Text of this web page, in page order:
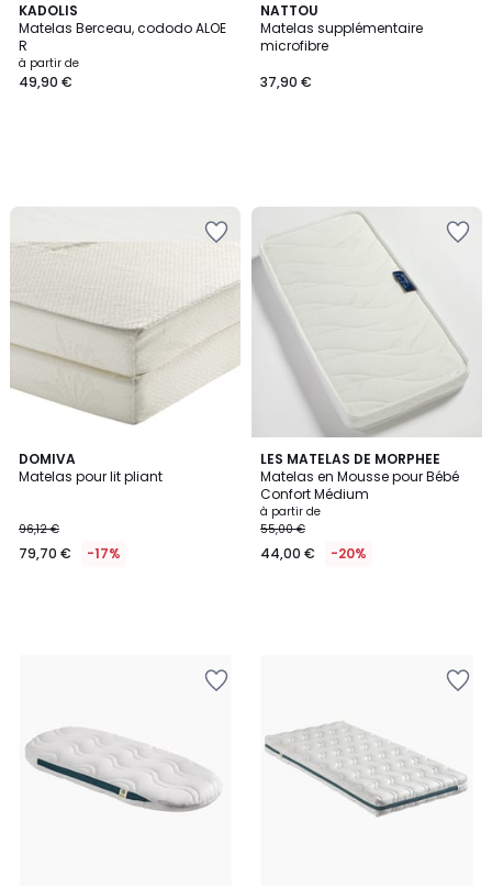
KADOLIS
Matelas Berceau, cododo ALOE
R
à partir de
49,90 €
NATTOU
Matelas supplémentaire
microfibre
37,90 €
DOMIVA
Matelas pour lit pliant
96,12 €
79,70 € -17%
LES MATELAS DE MORPHEE
Matelas en Mousse pour Bébé
Confort Médium
à partir de
55,00 €
44,00 € -20%